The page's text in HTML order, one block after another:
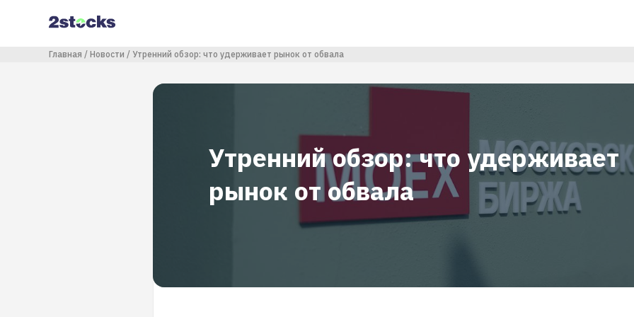
содержанию
Строка навигации
Главная Новости Утренний обзор: что удерживает рынок от обвала
Утренний обзор: что удерживает
рынок от обвала